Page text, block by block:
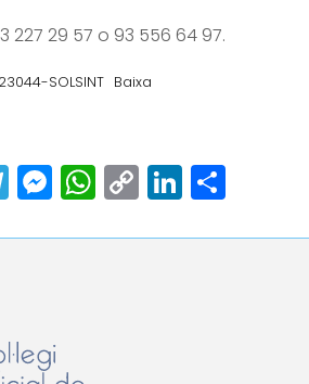
227 29 57 o 93 556 64 97.
SOLSINT Baixa
Telegram
Messenger
WhatsApp
Copy
Link